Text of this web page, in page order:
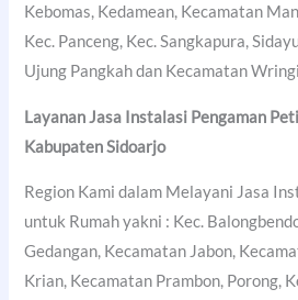
Kebomas, Kedamean, Kecamatan
Kec. Panceng, Kec. Sangkapura,
Ujung Pangkah dan Kecamatan
Layanan Jasa Instalasi Pengaman
Kabupaten Sidoarjo
Region Kami dalam Melayani Jasa
untuk Rumah yakni : Kec.
Gedangan, Kecamatan Jabon,
Krian, Kecamatan Prambon, Porong,